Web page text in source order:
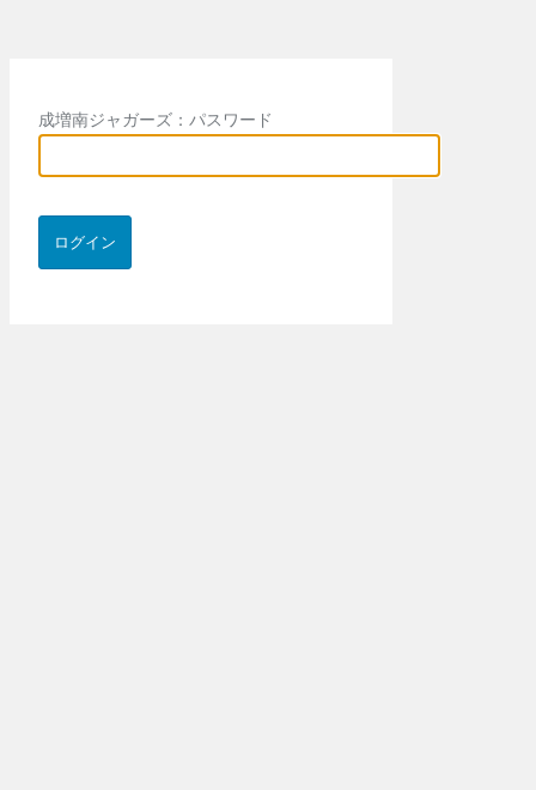
成増南ジャガーズ：パスワード